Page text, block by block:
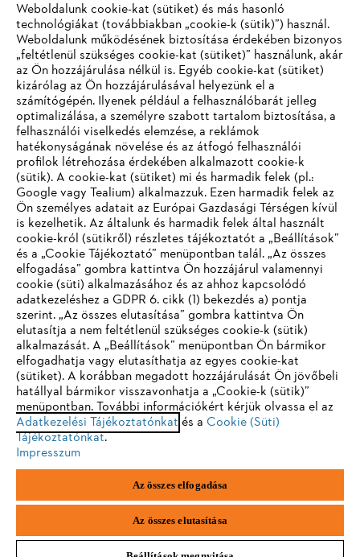
#STIHL
Vállalat
STIHL GYIK
Szerviz
Adatvédelem Impresszum Cookie tájékoztató
Jogi információk
Andreas Stihl Kereskedelmi Kft.
Székhely: H-2051 Biatorbágy-Budapark
IHR BROWSER WIRD NICHT
UNTERSTÜTZT
Sie nutzen einen Browser, den wir noch nicht unterstützen. Für
eine optimale Nutzung unserer Seite empfehlen wir Ihnen, zu
einem der folgenden Browser zu wechseln:
Firefox Chrome
Weboldalunk cookie-kat (sütiket) és más hasonló
technológiákat (továbbiakban „cookie-k (sütik)”) használ.
Weboldalunk működésének biztosítása érdekében bizonyos
„feltétlenül szükséges cookie-kat (sütiket)” használunk, akár
az Ön hozzájárulása nélkül is. Egyéb cookie-kat (sütiket)
kizárólag az Ön hozzájárulásával helyezünk el a
számítógépén. Ilyenek például a felhasználóbarát jelleg
optimalizálása, a személyre szabott tartalom biztosítása, a
felhasználói viselkedés elemzése, a reklámok
hatékonyságának növelése és az átfogó felhasználói
profilok létrehozása érdekében alkalmazott cookie-k
(sütik). A cookie-kat (sütiket) mi és harmadik felek (pl.:
Google vagy Tealium) alkalmazzuk. Ezen harmadik felek az
Ön személyes adatait az Európai Gazdasági Térségen kívül
is kezelhetik. Az általunk és harmadik felek által használt
cookie-król (sütikről) részletes tájékoztatót a „Beállítások”
és a „Cookie Tájékoztató” menüpontban talál. „Az összes
elfogadása” gombra kattintva Ön hozzájárul valamennyi
cookie (süti) alkalmazásához és az ahhoz kapcsolódó
adatkezeléshez a GDPR 6. cikk (1) bekezdés a) pontja
szerint. „Az összes elutasítása” gombra kattintva Ön
elutasítja a nem feltétlenül szükséges cookie-k (sütik)
alkalmazását. A „Beállítások” menüpontban Ön bármikor
elfogadhatja vagy elutasíthatja az egyes cookie-kat
(sütiket). A korábban megadott hozzájárulását Ön jövőbeli
hatállyal bármikor visszavonhatja a „Cookie-k (sütik)”
menüpontban. További információkért kérjük olvassa el az
Adatkezelési Tájékoztatónkat és a Cookie (Süti)
Tájékoztatónkat.
Impresszum
Az összes elfogadása
Az összes elutasítása